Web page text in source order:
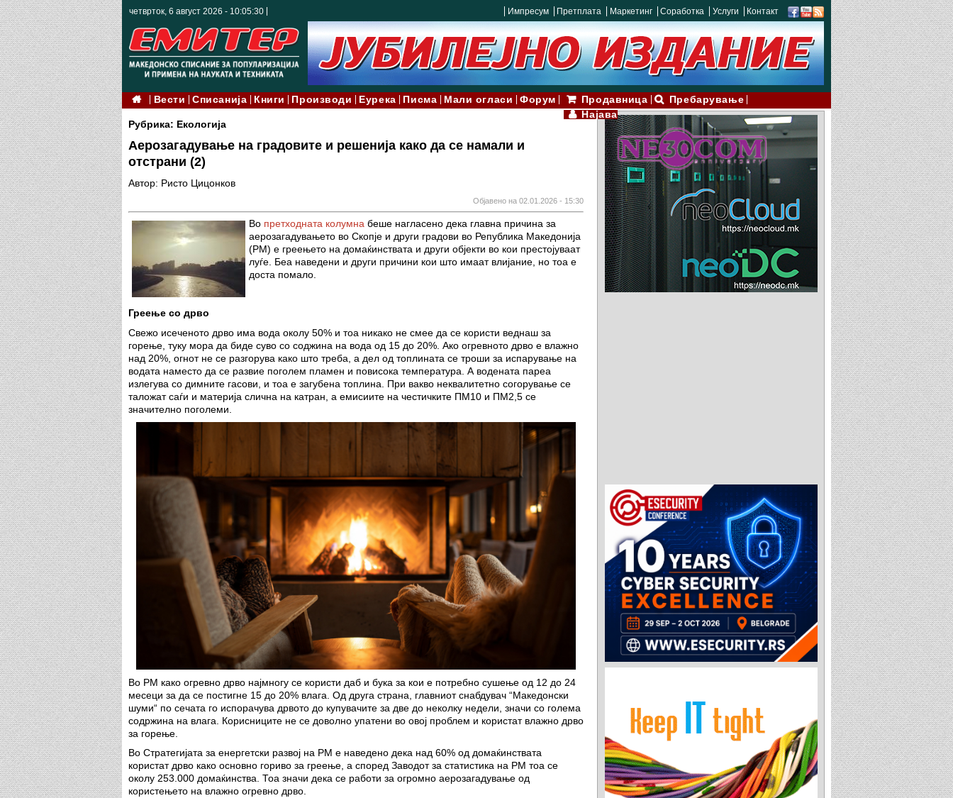
четврток, 6 август 2026 - 10:05:32 Импресум Претплата Маркетинг Соработка Услуги Контакт
Вести Списанија Книги Производи Еурека Писма Мали огласи Форум Продавница
Пребарување
Најава
Рубрика: Екологија
Аерозагадување на градовите и решенија како да се намали и
отстрани (2)
Автор: Ристо Цицонков
Објавено на 02.01.2026 - 15:30
Во претходната колумна беше нагласено дека главна причина за
аерозагадувањето во Скопје и други градови во Република Македонија
(РМ) е греењето на домаќинствата и други објекти во кои престојуваат
луѓе. Беа наведени и други причини кои што имаат влијание, но тоа е
доста помало.
Греење со дрво
Свежо исеченото дрво има вода околу 50% и тоа никако не смее да се користи веднаш за
горење, туку мора да биде суво со соджина на вода од 15 до 20%. Ако огревното дрво е влажно
над 20%, огнот не се разгорува како што треба, а дел од топлината се троши за испарување на
водата наместо да се развие поголем пламен и повисока температура. А водената пареа
излегува со димните гасови, и тоа е загубена топлина. При вакво неквалитетно согорување се
таложат саѓи и материја слична на катран, а емисиите на честичките ПМ10 и ПМ2,5 се
значително поголеми.
Во РМ како огревно дрво најмногу се користи даб и бука за кои е потребно сушење од 12 до 24
месеци за да се постигне 15 до 20% влага. Од друга страна, главниот снабдувач “Македонски
шуми“ по сечата го испорачува дрвото до купувачите за две до неколку недели, значи со голема
содржина на влага. Корисниците не се доволно упатени во овој проблем и користат влажно дрво
за горење.
Во Стратегијата за енергетски развој на РМ е наведено дека над 60% од домаќинствата
користат дрво како основно гориво за греење, а според Заводот за статистика на РМ тоа се
околу 253.000 домаќинства. Тоа значи дека се работи за огромно аерозагадување од
користењето на влажно огревно дрво.